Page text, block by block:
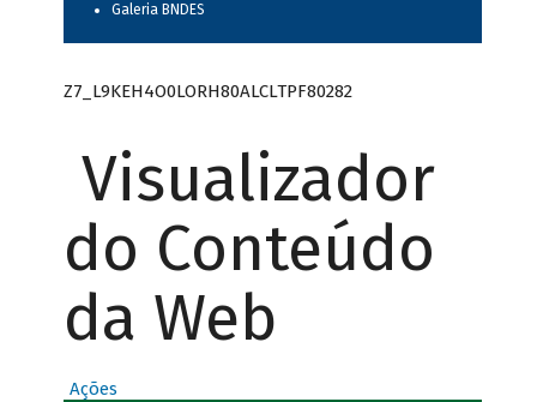
Galeria BNDES
Z7_L9KEH4O0LORH80ALCLTPF80282
Visualizador
do Conteúdo
da Web
Ações